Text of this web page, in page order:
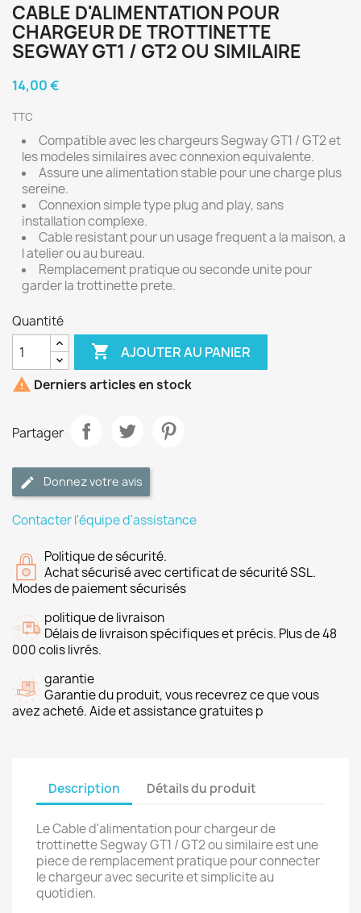
CABLE D'ALIMENTATION POUR
CHARGEUR DE TROTTINETTE
SEGWAY GT1 / GT2 OU SIMILAIRE
14,00 €
TTC
Compatible avec les chargeurs Segway GT1 / GT2 et
les modeles similaires avec connexion equivalente.
Assure une alimentation stable pour une charge plus
sereine.
Connexion simple type plug and play, sans
installation complexe.
Cable resistant pour un usage frequent a la maison, a
l atelier ou au bureau.
Remplacement pratique ou seconde unite pour
garder la trottinette prete.
Quantité
 AJOUTER AU PANIER
 Derniers articles en stock
Partager
Donnez votre avis
Contacter l'équipe d'assistance
Politique de sécurité.
Achat sécurisé avec certificat de sécurité SSL.
Modes de paiement sécurisés
politique de livraison
Délais de livraison spécifiques et précis. Plus de 48
000 colis livrés.
garantie
Garantie du produit, vous recevrez ce que vous
avez acheté. Aide et assistance gratuites p
Description Détails du produit
Le Cable d'alimentation pour chargeur de
trottinette Segway GT1 / GT2 ou similaire est une
piece de remplacement pratique pour connecter
le chargeur avec securite et simplicite au
quotidien.